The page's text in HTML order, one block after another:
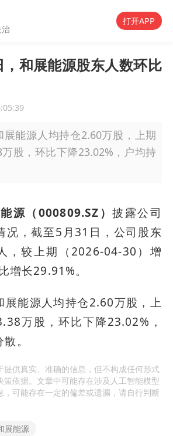
治
打开APP
和展能源股东人数环比
展能源人均持仓2.60万股，上期
股，环比下降23.02%，户均持
源（000809.SZ）披露公司
况，截至5月31日，公司股东
，较上期（2026-04-30）增
增长29.91%。
展能源人均持仓2.60万股，上
万股，环比下降23.02%，
。
提供真实、准确的信息，但不构成任何形式
策依据。文章中可能存在涉及人工智能模型
，可能存在一定的偏差或遗漏，请自行判断
展能源